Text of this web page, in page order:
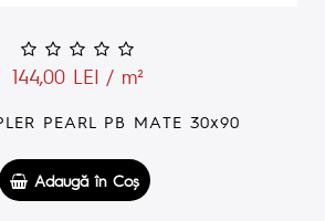
144,00 LEI / m²
PEARL PB MATE 30x90
Adaugă în Coş